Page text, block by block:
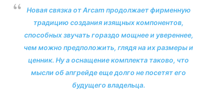
Новая связка от Arcam продолжает фирменную
традицию создания изящных компонентов,
способных звучать гораздо мощнее и увереннее,
чем можно предположить, глядя на их размеры и
ценник. Ну а оснащение комплекта таково, что
мысли об апгрейде еще долго не посетят его
будущего владельца.